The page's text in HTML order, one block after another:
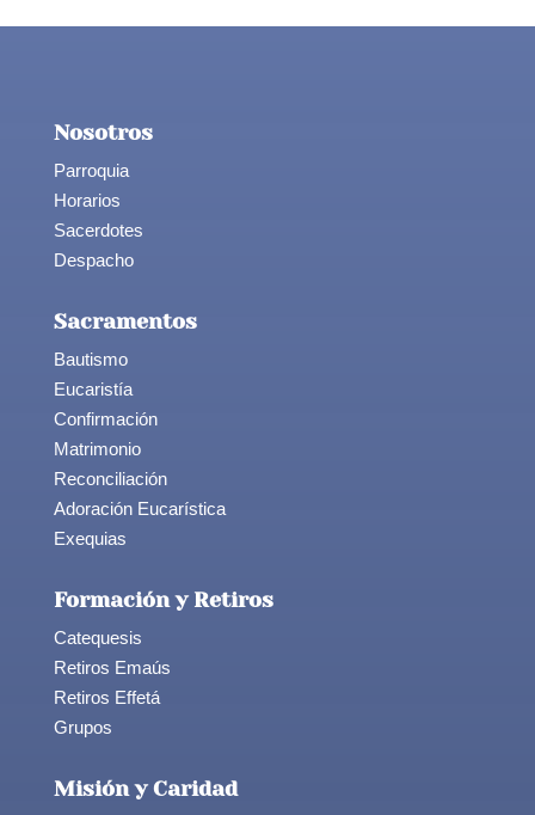
Nosotros
Parroquia
Horarios
Sacerdotes
Despacho
Sacramentos
Bautismo
Eucaristía
Confirmación
Matrimonio
Reconciliación
Adoración Eucarística
Exequias
Formación y Retiros
Catequesis
Retiros Emaús
Retiros Effetá
Grupos
Misión y Caridad